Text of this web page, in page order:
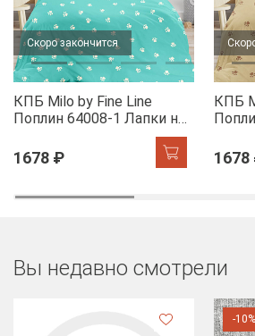
Скоро закончится
КПБ Milo by Fine Line
Поплин 64008-1 Лапки на
1678 ₽
КПБ
1678
Вы недавно смотрели
-10%